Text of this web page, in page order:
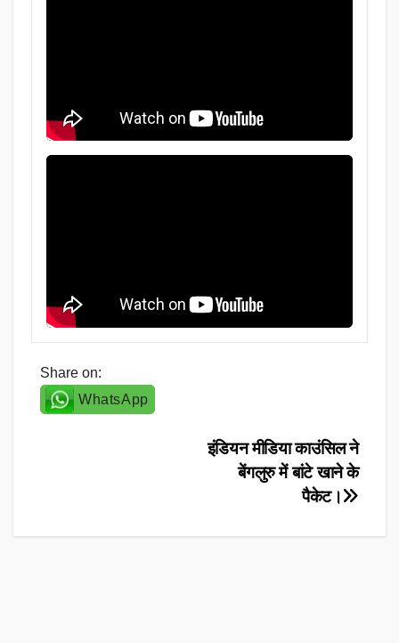
Share on:
WhatsApp
इंडियन मीडिया काउंसिल ने
बेंगलुरु में बांटे खाने के
पैकेट।